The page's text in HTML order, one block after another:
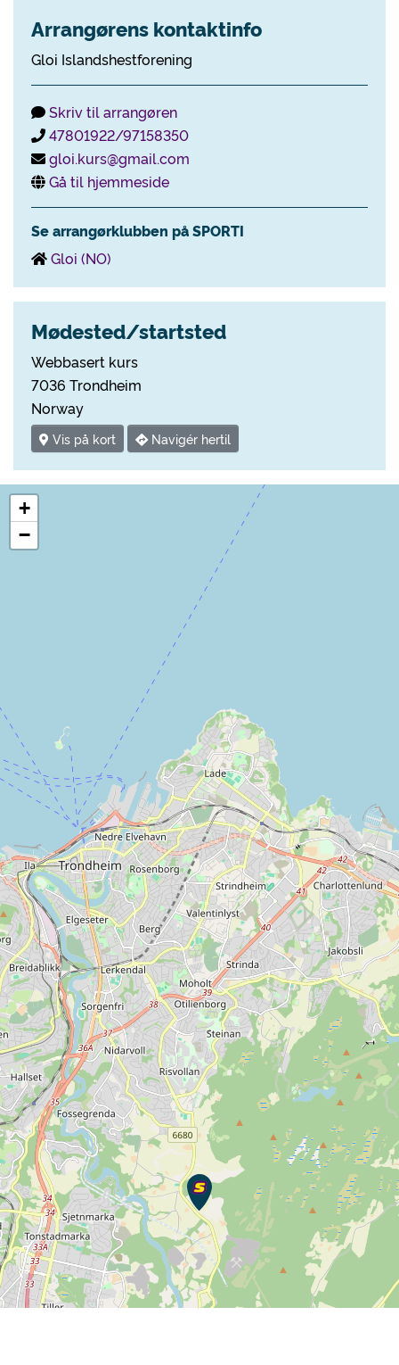
Arrangørens kontaktinfo
Gloi Islandshestforening
Skriv til arrangøren
47801922/97158350
gloi.kurs@gmail.com
Gå til hjemmeside
Se arrangørklubben på SPORTI
Gloi (NO)
Mødested/startsted
Webbasert kurs
7036 Trondheim
Norway
Vis på kort Navigér hertil
+
−